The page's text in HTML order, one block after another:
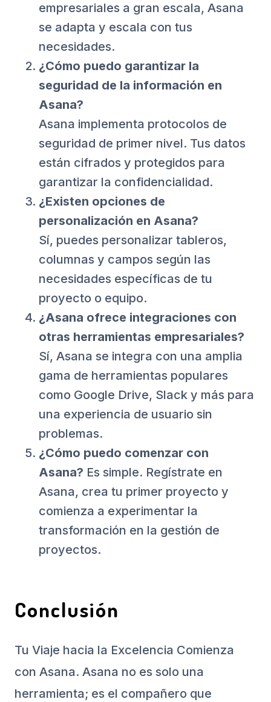
empresariales a gran escala, Asana
se adapta y escala con tus
necesidades.
¿Cómo puedo garantizar la
seguridad de la información en
Asana?
Asana implementa protocolos de
seguridad de primer nivel. Tus datos
están cifrados y protegidos para
garantizar la confidencialidad.
¿Existen opciones de
personalización en Asana?
Sí, puedes personalizar tableros,
columnas y campos según las
necesidades específicas de tu
proyecto o equipo.
¿Asana ofrece integraciones con
otras herramientas empresariales?
Sí, Asana se integra con una amplia
gama de herramientas populares
como Google Drive, Slack y más para
una experiencia de usuario sin
problemas.
¿Cómo puedo comenzar con
Asana? Es simple. Regístrate en
Asana, crea tu primer proyecto y
comienza a experimentar la
transformación en la gestión de
proyectos.
Conclusión
Tu Viaje hacia la Excelencia Comienza
con Asana. Asana no es solo una
herramienta; es el compañero que